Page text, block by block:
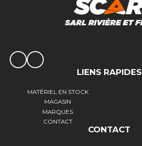
LIENS RAPIDES
MATÉRIEL EN STOCK
MAGASIN
MARQUES
CONTACT
CONTACT